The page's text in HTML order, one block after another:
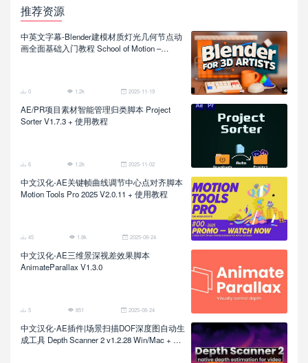
推荐资源
中英文字幕-Blender建模材质灯光几何节点动
画全面基础入门教程 School of Motion –
0 1.2k 2025-11-19
AE/PR项目素材智能管理归类脚本 Project
Sorter V1.7.3 + 使用教程
6 1.2k 2025-11-02
中文汉化-AE关键帧曲线调节中心点对齐脚本
Motion Tools Pro 2025 V2.0.11 + 使用教程
45 1.8k 2025-08-24
中文汉化-AE三维景深视差效果脚本
AnimateParallax V1.3.0
5 851 2025-08-24
中文汉化-AE插件|场景扫描DOF深度图自动生
成工具 Depth Scanner 2 v1.2.28 Win/Mac + 使